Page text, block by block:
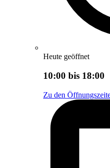
Heute geöffnet
10:00 bis 18:00
Zu den